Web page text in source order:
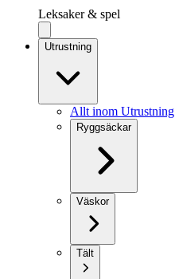
Leksaker & spel
Utrustning
Allt inom Utrustning
Ryggsäckar
Väskor
Tält